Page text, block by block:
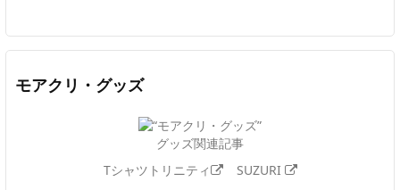
モアクリ・グッズ
グッズ関連記事
Tシャツトリニティ
SUZURI